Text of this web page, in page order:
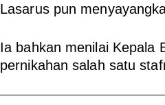
Lasarus pun
Ia bahkan menilai Kepala
pernikahan salah satu